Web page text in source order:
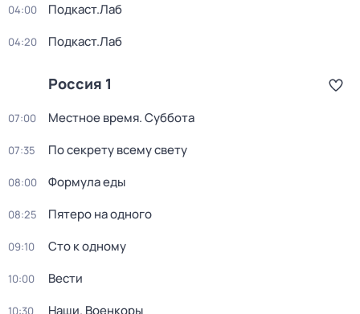
04:00 Подкаст.Лаб
04:20 Подкаст.Лаб
Россия 1
07:00 Местное время. Суббота
07:35 По секрету всему свету
08:00 Формула еды
08:25 Пятеро на одного
09:10 Сто к одному
10:00 Вести
10:30 Наши. Военкоры